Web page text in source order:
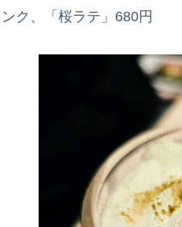
ク、「桜ラテ」680円